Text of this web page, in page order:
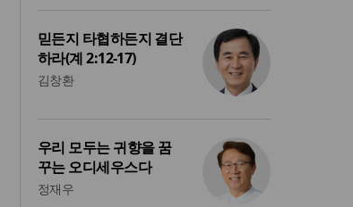
믿든지 타협하든지 결단
하라(계 2:12-17)
김창환
우리 모두는 귀향을 꿈
꾸는 오디세우스다
정재우